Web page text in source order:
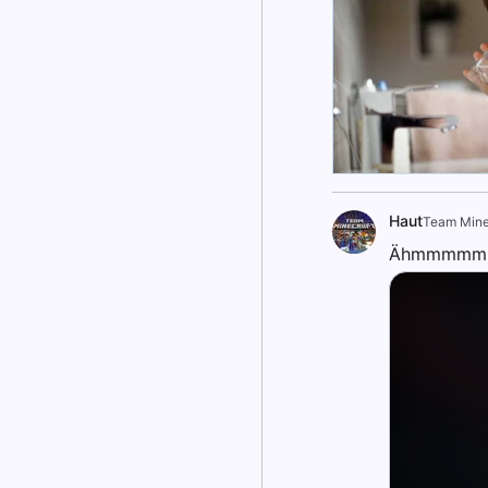
HautTeam